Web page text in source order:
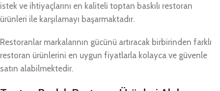
istek ve ihtiyaçlarını en kaliteli toptan baskılı restoran
ürünleri ile karşılamayı başarmaktadır.
Restoranlar markalarının gücünü artıracak birbirinden farklı
restoran ürünlerini en uygun fiyatlarla kolayca ve güvenle
satın alabilmektedir.